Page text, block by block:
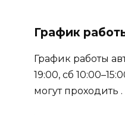
График
График работы
19:00, сб
могут проходить .